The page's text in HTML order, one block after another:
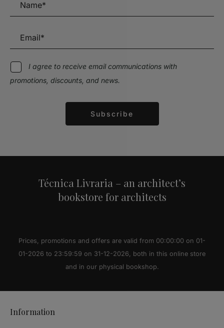
I agree to receive email communications with
promotions, discounts, and news.
Subscribe
Técnica Livraria – an architect’s
bookstore for architects
Prices, promotions and offers are valid from 00:00:00 on 01-
01-2026 to 23:59:59 on 31-12-2026, both in this online store
and in our physical bookshop.
Information